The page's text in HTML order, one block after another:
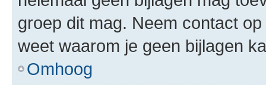
groep dit mag. Neem contact
weet waarom je geen bijlagen
Omhoog